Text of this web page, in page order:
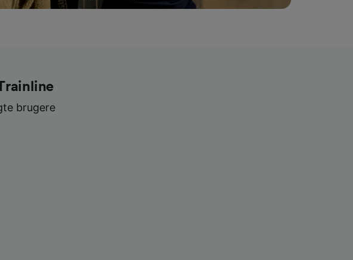
brugere